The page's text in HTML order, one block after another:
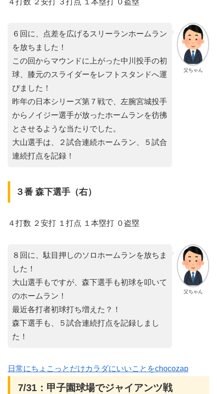
４打数 ２安打 ３打点 １本塁打 ０盗塁
父ちゃん
６回に、点差を広げるスリーランホームラン
を放ちました！
この回からマウンドに上がった中川投手の初
球、膝元のスライダーをレフトスタンドへ運
びました！
昨年の日本シリーズ第７戦で、左腕宮城投手
からノイジー選手が放ったホームランを彷彿
とさせるような当たりでした。
大山選手は、２試合連続ホームラン、５試合
連続打点を記録！
３番 森下選手（右）
４打数 ２安打 １打点 １本塁打 ０盗塁
父ちゃん
８回に、駄目押しのソロホームランを放ちま
した！
大山選手もですが、森下選手も初球を叩いて
のホームラン！
最近各打者初球打ち増えた？！
森下選手も、５試合連続打点を記録しまし
た！
日常にちょこっとだけカラダにいいことをchocozap
7/31：甲子園球場でジャイアンツ戦